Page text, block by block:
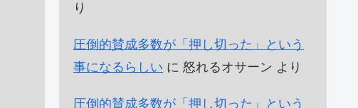
り
圧倒的賛成多数が「押し切った」という
事になるらしい に 怒れるオサーン より
圧倒的賛成多数が「押し切った」という